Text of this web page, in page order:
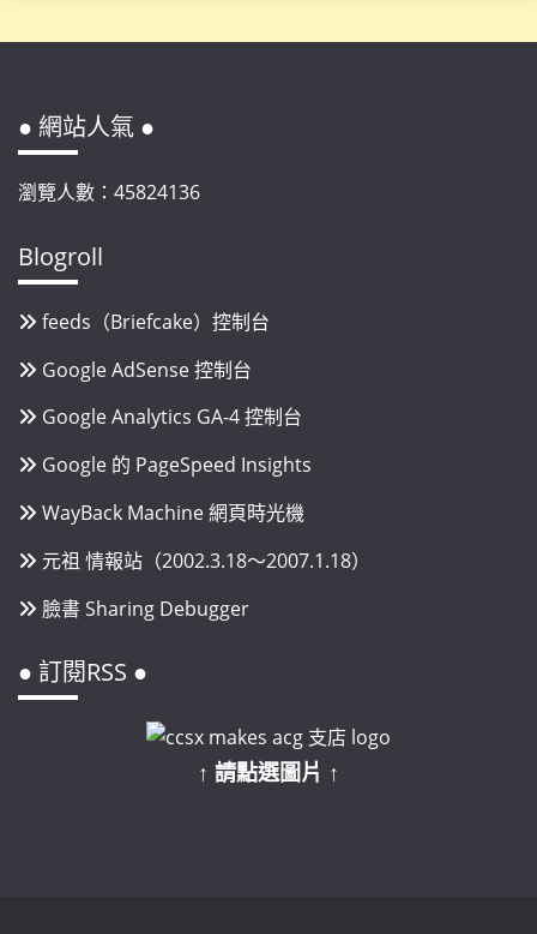
● 網站人氣 ●
瀏覽人數：45824136
Blogroll
feeds（Briefcake）控制台
Google AdSense 控制台
Google Analytics GA-4 控制台
Google 的 PageSpeed Insights
WayBack Machine 網頁時光機
元祖 情報站（2002.3.18～2007.1.18）
臉書 Sharing Debugger
● 訂閱RSS ●
↑ 請點選圖片 ↑